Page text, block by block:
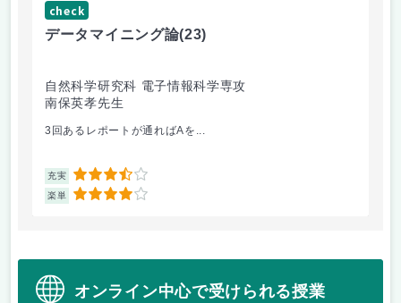
check
データマイニング論(23)
自然科学研究科 電子情報科学専攻
南保英孝先生
3回あるレポートが通ればAを...
充実 3.5
楽単 4
オンライン中心で受けられる授業